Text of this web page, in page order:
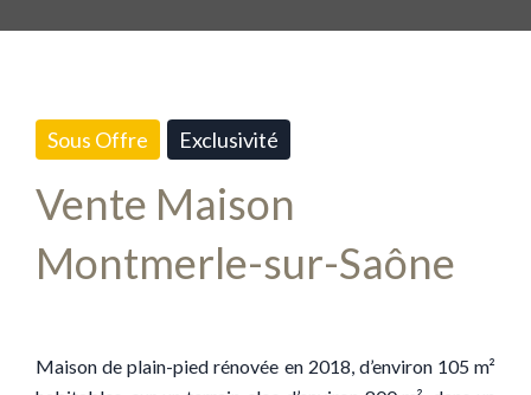
Sous Offre Exclusivité
Vente Maison
Montmerle-sur-Saône
Maison de plain-pied rénovée en 2018, d’environ 105 m²